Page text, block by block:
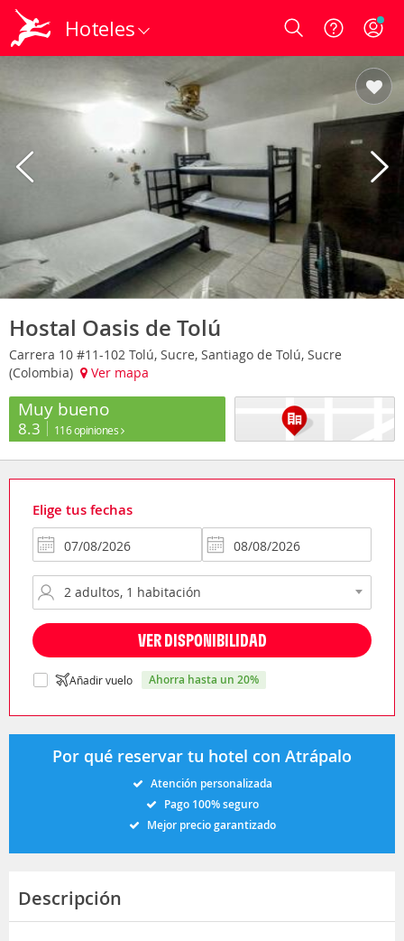
Hoteles Login
Hostal Oasis de Tolú
Carrera 10 #11-102 Tolú, Sucre, Santiago de Tolú, Sucre
(Colombia)
Ver mapa
Muy bueno
8.3 116 opiniones
Elige tus fechas
VER DISPONIBILIDAD
Añadir vuelo ahorra hasta un 20%
Por qué reservar tu hotel con Atrápalo
Atención personalizada
Pago 100% seguro
Mejor precio garantizado
Descripción